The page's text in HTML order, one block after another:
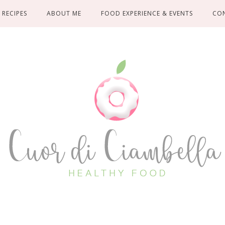
RECIPES ABOUT ME FOOD EXPERIENCE & EVENTS